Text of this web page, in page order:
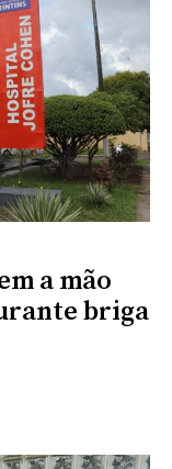
a mão
briga